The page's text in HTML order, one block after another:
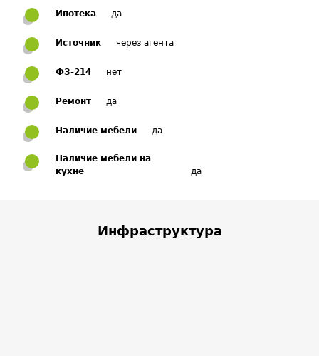
Ипотека да
Источник через агента
ФЗ-214 нет
Ремонт да
Наличие мебели да
Наличие мебели на
кухне
да
Инфраструктура